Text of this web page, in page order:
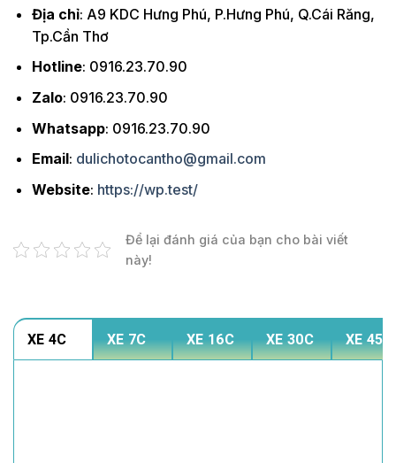
Địa chỉ: A9 KDC Hưng Phú, P.Hưng Phú, Q.Cái Răng,
Tp.Cần Thơ
Hotline: 0916.23.70.90
Zalo: 0916.23.70.90
Whatsapp: 0916.23.70.90
Email: dulichotocantho@gmail.com
Website: https://wp.test/
Để lại đánh giá của bạn cho bài viết
này!
XE 4C XE 7C XE 16C XE 30C XE 45C